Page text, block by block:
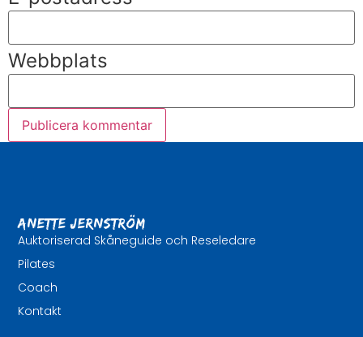
Webbplats
Anette Jernström
Auktoriserad Skåneguide och Reseledare
Pilates
Coach
Kontakt